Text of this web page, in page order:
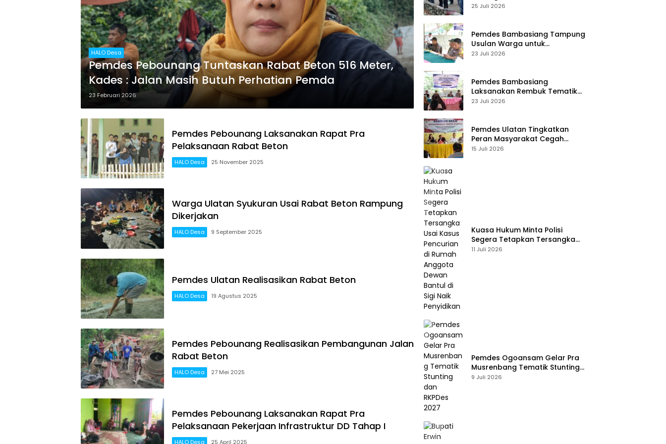
HALO Desa
Pemdes Pebounang Tuntaskan Rabat Beton 516 Meter,
Kades : Jalan Masih Butuh Perhatian Pemda
23 Februari 2026
Pemdes Pebounang Laksanakan Rapat Pra
Pelaksanaan Rabat Beton
HALO Desa 25 November 2025
Warga Ulatan Syukuran Usai Rabat Beton Rampung
Dikerjakan
HALO Desa 9 September 2025
Pemdes Ulatan Realisasikan Rabat Beton
HALO Desa 19 Agustus 2025
Pemdes Pebounang Realisasikan Pembangunan Jalan
Rabat Beton
HALO Desa 27 Mei 2025
Pemdes Pebounang Laksanakan Rapat Pra
Pelaksanaan Pekerjaan Infrastruktur DD Tahap I
HALO Desa 25 April 2025
Desa Palasa Tengah
25 Juli 2026
Pemdes Bambasiang Tampung
Usulan Warga untuk
Penyusunan RKPDes 2027
23 Juli 2026
Pemdes Bambasiang
Laksanakan Rembuk Tematik
Stunting
23 Juli 2026
Pemdes Ulatan Tingkatkan
Peran Masyarakat Cegah
Stunting
15 Juli 2026
Kuasa Hukum Minta Polisi
Segera Tetapkan Tersangka
Usai Kasus Pencurian di Rumah
11 Juli 2026
Pemdes Ogoansam Gelar Pra
Musrenbang Tematik Stunting
dan RKPDes 2027
9 Juli 2026